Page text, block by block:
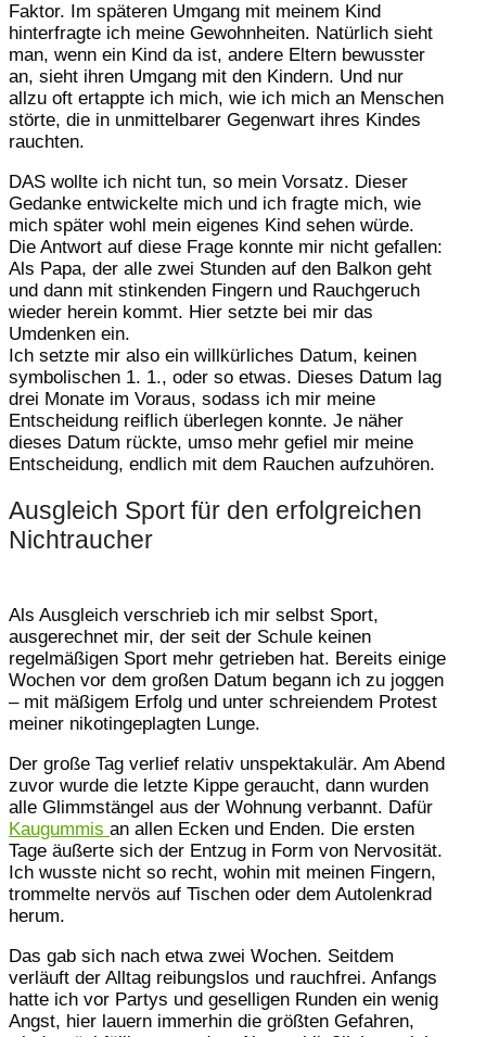
Faktor. Im späteren Umgang mit meinem Kind
hinterfragte ich meine Gewohnheiten. Natürlich sieht
man, wenn ein Kind da ist, andere Eltern bewusster
an, sieht ihren Umgang mit den Kindern. Und nur
allzu oft ertappte ich mich, wie ich mich an Menschen
störte, die in unmittelbarer Gegenwart ihres Kindes
rauchten.
DAS wollte ich nicht tun, so mein Vorsatz. Dieser
Gedanke entwickelte mich und ich fragte mich, wie
mich später wohl mein eigenes Kind sehen würde.
Die Antwort auf diese Frage konnte mir nicht gefallen:
Als Papa, der alle zwei Stunden auf den Balkon geht
und dann mit stinkenden Fingern und Rauchgeruch
wieder herein kommt. Hier setzte bei mir das
Umdenken ein.
Ich setzte mir also ein willkürliches Datum, keinen
symbolischen 1. 1., oder so etwas. Dieses Datum lag
drei Monate im Voraus, sodass ich mir meine
Entscheidung reiflich überlegen konnte. Je näher
dieses Datum rückte, umso mehr gefiel mir meine
Entscheidung, endlich mit dem Rauchen aufzuhören.
Ausgleich Sport für den erfolgreichen
Nichtraucher
Als Ausgleich verschrieb ich mir selbst Sport,
ausgerechnet mir, der seit der Schule keinen
regelmäßigen Sport mehr getrieben hat. Bereits einige
Wochen vor dem großen Datum begann ich zu joggen
– mit mäßigem Erfolg und unter schreiendem Protest
meiner nikotingeplagten Lunge.
Der große Tag verlief relativ unspektakulär. Am Abend
zuvor wurde die letzte Kippe geraucht, dann wurden
alle Glimmstängel aus der Wohnung verbannt. Dafür
Kaugummis an allen Ecken und Enden. Die ersten
Tage äußerte sich der Entzug in Form von Nervosität.
Ich wusste nicht so recht, wohin mit meinen Fingern,
trommelte nervös auf Tischen oder dem Autolenkrad
herum.
Das gab sich nach etwa zwei Wochen. Seitdem
verläuft der Alltag reibungslos und rauchfrei. Anfangs
hatte ich vor Partys und geselligen Runden ein wenig
Angst, hier lauern immerhin die größten Gefahren,